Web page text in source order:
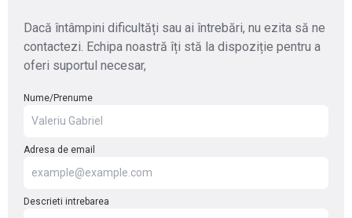
Dacă întâmpini dificultăți sau ai întrebări, nu ezita să ne
contactezi. Echipa noastră îți stă la dispoziție pentru a
oferi suportul necesar,
Nume/Prenume
Adresa de email
Descrieti intrebarea